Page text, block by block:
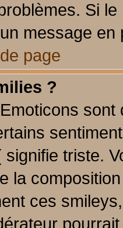
Si
message
page
?
signifie triste.
la
ces